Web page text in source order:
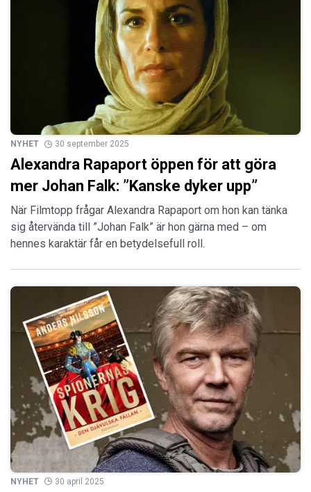
NYHET 30 september 2025
Alexandra Rapaport öppen för att göra
mer Johan Falk: ”Kanske dyker upp”
När Filmtopp frågar Alexandra Rapaport om hon kan tänka
sig återvända till ”Johan Falk” är hon gärna med – om
hennes karaktär får en betydelsefull roll.
NYHET 30 april 2025